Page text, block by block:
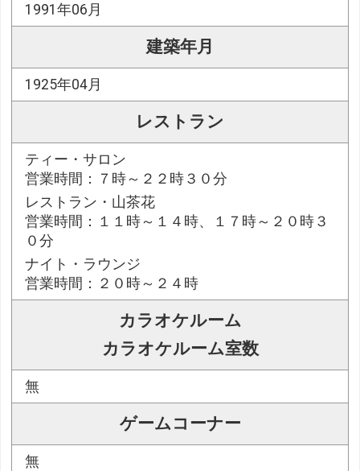
1991年06月
建築年月
1925年04月
レストラン
ティー・サロン
営業時間：７時～２２時３０分
レストラン・山茶花
営業時間：１１時～１４時、１７時～２０時３
０分
ナイト・ラウンジ
営業時間：２０時～２４時
カラオケルーム
カラオケルーム室数
無
ゲームコーナー
無